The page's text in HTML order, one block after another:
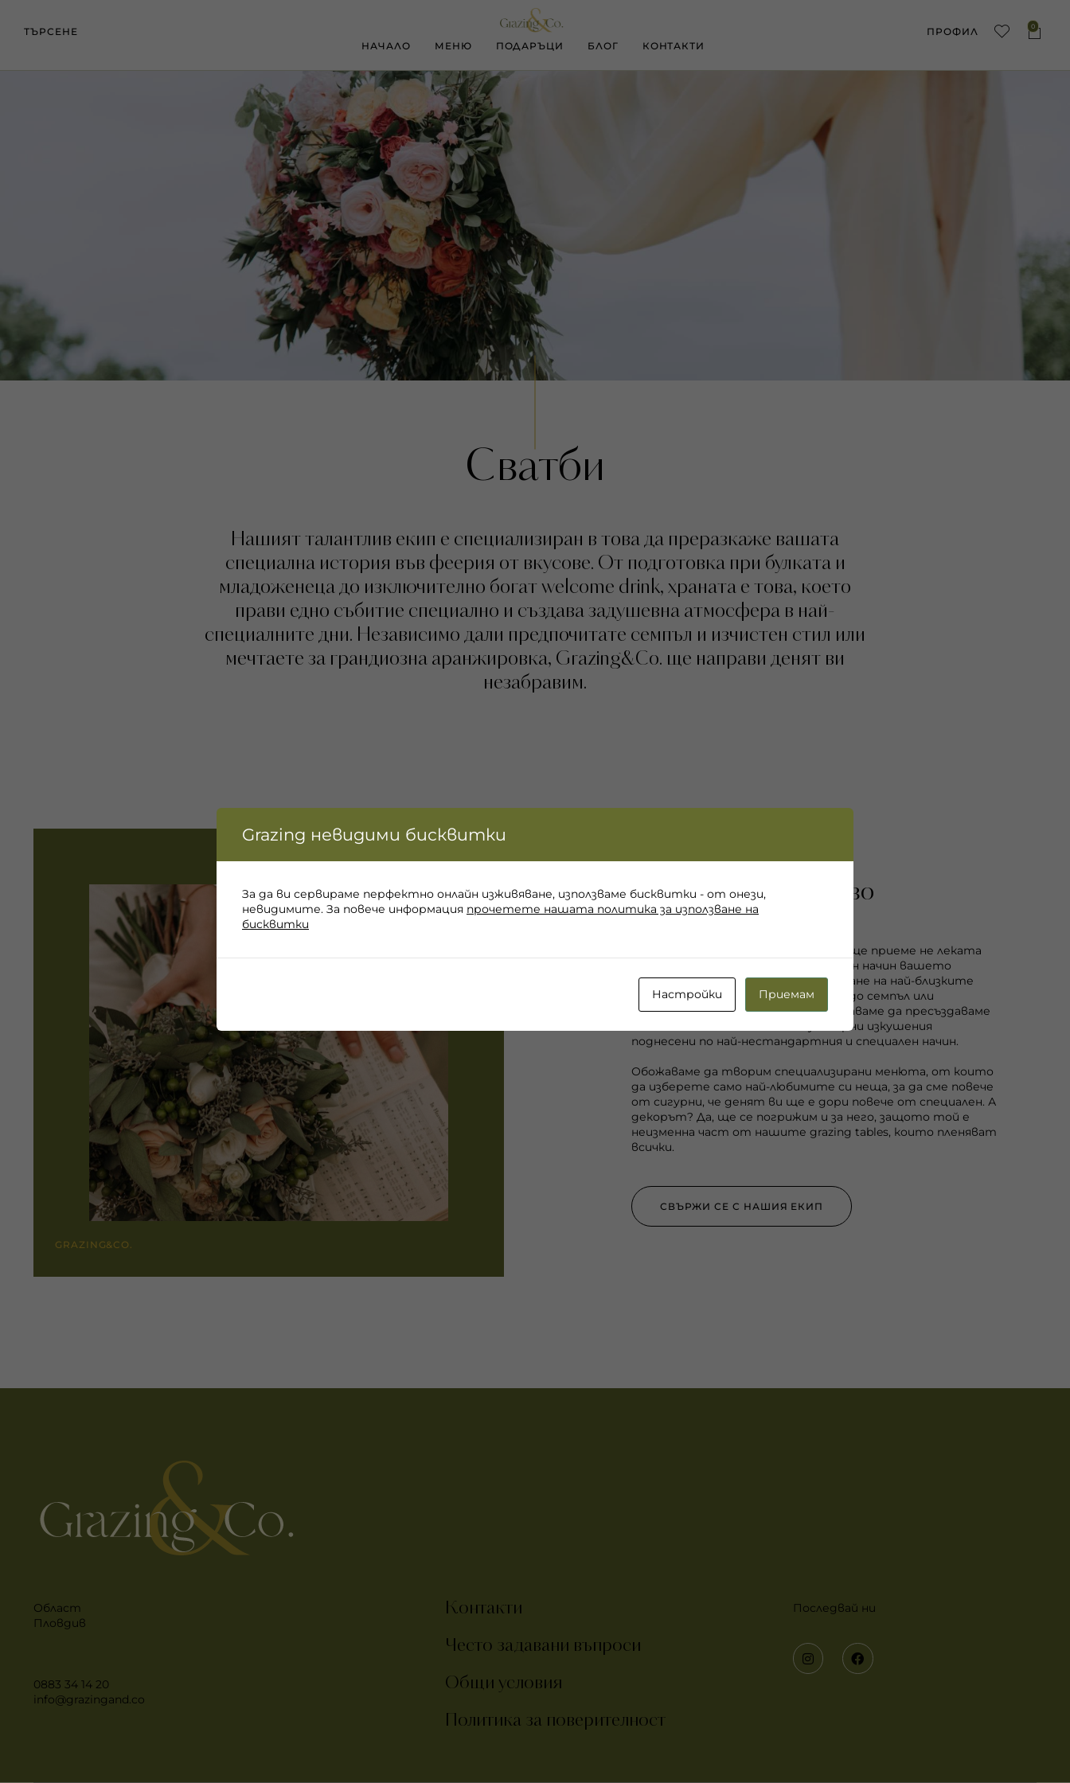
ТЪРСЕНЕ
НАЧАЛО
МЕНЮ ПОДАРЪЦИ БЛОГ КОНТАКТИ
ПРОФИЛ 0
Сватби
Нашият талантлив екип е специализиран в това да преразкаже вашата
специална история във феерия от вкусове. От подготовка при булката и
младоженеца до изключително богат welcome drink, храната е това, което
прави едно събитие специално и създава задушевна атмосфера в най-
специалните дни. Независимо дали предпочитате семпъл и изчистен стил или
мечтаете за грандиозна аранжировка, Grazing&Co. ще направи денят ви
незабравим.
GRAZING&CO.
Сватбено блаженство
Екипът ни с огромно удоволствие ще приеме не леката
задача да представи по необикновен начин вашето
сватбено тържество. От посрещане на най-близките
гости при булката и младоженеца до семпъл или
грандиозен welcome drink, ние обожаваме да пресъздаваме
най-скъпите ви моменти в кулинарни изкушения
поднесени по най-нестандартния и специален начин.
Обожаваме да творим специализирани менюта, от които
да изберете само най-любимите си неща, за да сме повече
от сигурни, че денят ви ще е дори повече от специален. А
декорът? Да, ще се погрижим и за него, защото той е
неизменна част от нашите grazing tables, които пленяват
всички.
СВЪРЖИ СЕ С НАШИЯ ЕКИП
Област
Пловдив
0883 34 14 20
info@grazingand.co
Контакти
Често задавани въпроси
Общи условия
Политика за поверителност
Последвай ни
Grazing невидими бисквитки
За да ви сервираме перфектно онлайн изживяване, използваме бисквитки - от онези,
невидимите. За повече информация прочетете нашата политика за използване на
бисквитки
Настройки Приемам